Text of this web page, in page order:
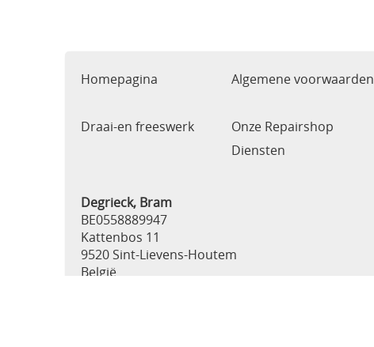
Homepagina Algemene voorwaarden
Draai-en freeswerk
Onze Repairshop
Diensten
Degrieck, Bram
BE0558889947
Kattenbos 11
9520 Sint-Lievens-Houtem
België